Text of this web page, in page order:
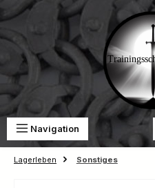
Zum Hauptinhalt springen
Navigation
Lagerleben Sonstiges